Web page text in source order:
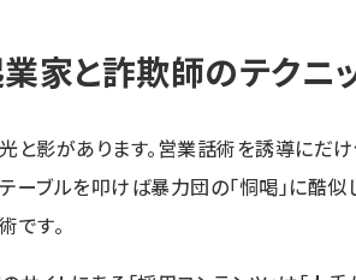
家と詐欺師のテクニ
と影があります。営業話術を誘導にだけ
ーブルを叩けば暴力団の「恫喝」に酷似
です。